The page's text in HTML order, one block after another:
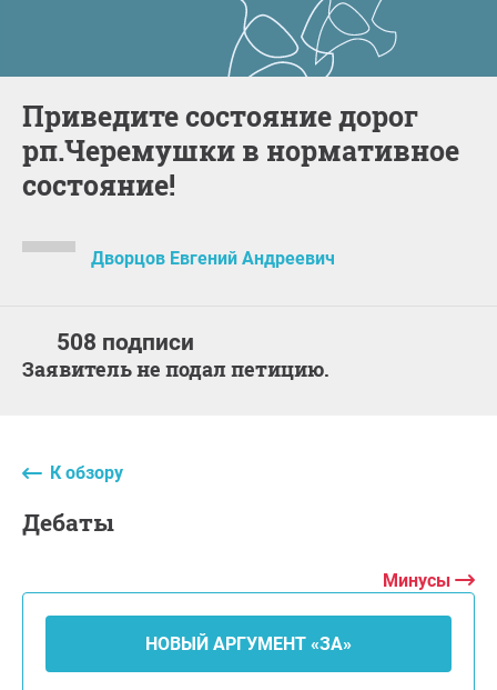
Приведите состояние дорог
рп.Черемушки в нормативное
состояние!
Дворцов Евгений Андреевич
508 подписи
Заявитель не подал петицию.
К обзору
дебаты
Минусы
НОВЫЙ АРГУМЕНТ «ЗА»